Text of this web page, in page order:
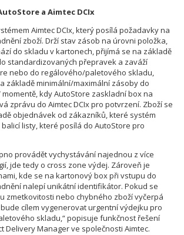
a Aimtec DCIx
Aimtec DCIx, který posílá požadavky na
zboží. Drží stav zásob na úrovni položka,
do skladu v kartonech, přijímá se na základě
standardizovaných přepravek a zaváží
nebo do regálového/paletového skladu,
základě minimální/maximální zásoby do
kdy AutoStore zaskladní box na
zprávu do Aimtec DCIx pro potvrzení. Zboží se
objednávek od zákazníků, které systém
listy, které posílá do AutoStore pro
provádět vychystávání najednou z více
jde tedy o cross zone výdej. Zároveň je
kde se na kartonový box při vstupu do
nalepí unikátní identifikátor. Pokud se
zmetkovitosti nebo chybného zboží vyčerpá
cílem vygenerovat urgentní výdejku pro
skladu,“ popisuje funkčnost řešení
Delivery Manager ve společnosti Aimtec.